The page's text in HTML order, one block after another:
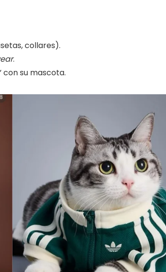
collares).
.
con su mascota.